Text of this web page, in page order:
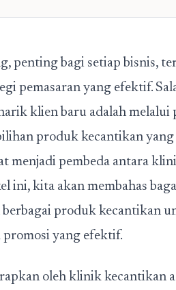
penting bagi setiap bisnis,
pemasaran yang efektif.
klien baru adalah
produk kecantikan yang
menjadi pembeda antara
ini, kita akan membahas
produk kecantikan
promosi yang efektif.
oleh klinik kecantikan